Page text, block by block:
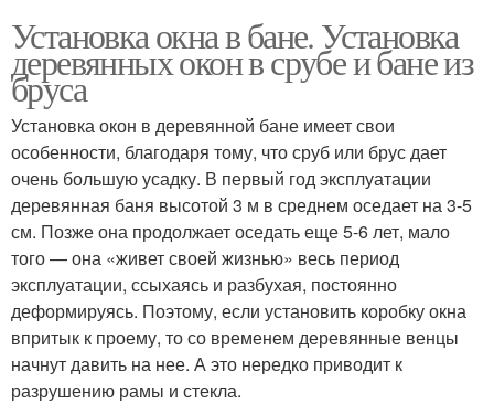
Установка окна в бане. Установка
деревянных окон в срубе и бане из
бруса
Установка окон в деревянной бане имеет свои
особенности, благодаря тому, что сруб или брус дает
очень большую усадку. В первый год эксплуатации
деревянная баня высотой 3 м в среднем оседает на 3-5
см. Позже она продолжает оседать еще 5-6 лет, мало
того — она «живет своей жизнью» весь период
эксплуатации, ссыхаясь и разбухая, постоянно
деформируясь. Поэтому, если установить коробку окна
впритык к проему, то со временем деревянные венцы
начнут давить на нее. А это нередко приводит к
разрушению рамы и стекла.